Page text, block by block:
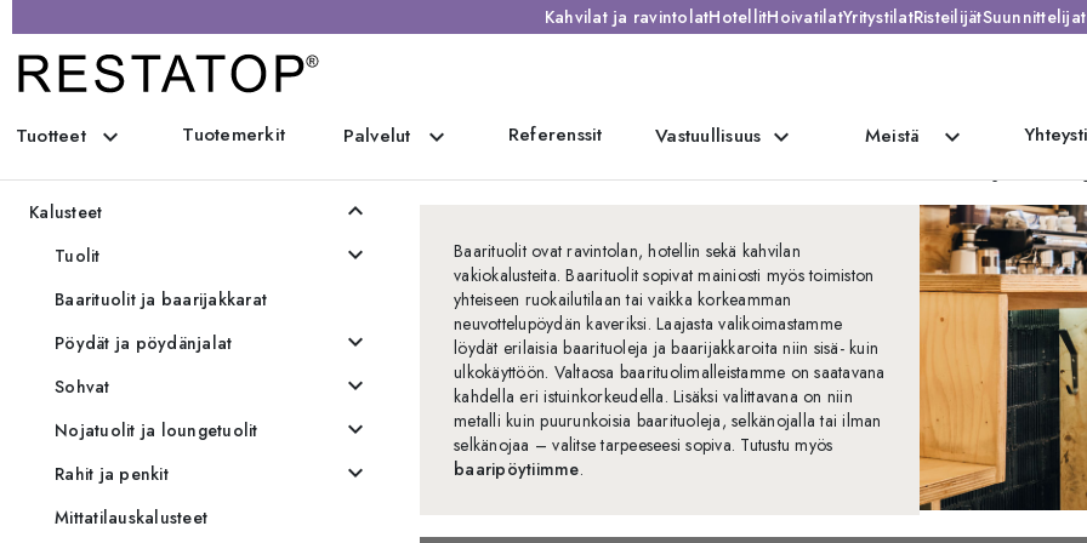
Kahvilat ja ravintolatHotellitHoivatilatYritystilatRisteilijätSuunnittelijat
Tuotteet expand_more Tuotemerkit Palvelut expand_more Referenssit Vastuullisuus expand_more Meistä expand_more
Kalusteet
expand_less
Tuolit expand_more
Baarituolit ja baarijakkarat
Pöydät ja pöydänjalat
expand_more
Sohvat expand_more
Nojatuolit ja loungetuolit expand_more
Rahit ja penkit expand_more
Mittatilauskalusteet
Baarituolit ovat ravintolan, hotellin sekä kahvilan
vakiokalusteita. Baarituolit sopivat mainiosti myös toimiston
yhteiseen ruokailutilaan tai vaikka korkeamman
neuvottelupöydän kaveriksi. Laajasta valikoimastamme
löydät erilaisia baarituoleja ja baarijakkaroita niin sisä- kuin
ulkokäyttöön. Valtaosa baarituolimalleistamme on saatavana
kahdella eri istuinkorkeudella. Lisäksi valittavana on niin
metalli kuin puurunkoisia baarituoleja, selkänojalla tai ilman
selkänojaa – valitse tarpeeseesi sopiva. Tutustu myös
baaripöytiimme.